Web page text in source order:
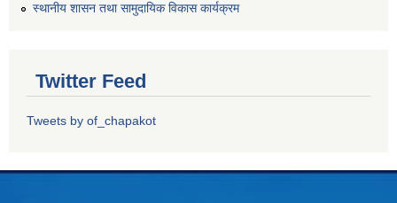
स्थानीय शासन तथा सामुदायिक विकास कार्यक्रम
Twitter Feed
Tweets by of_chapakot